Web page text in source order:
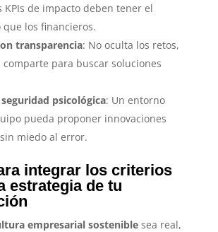
KPIs de impacto deben tener el
que los financieros.
transparencia: No oculta los retos,
comparte para buscar soluciones
psicológica: Un entorno
pueda proponer innovaciones
miedo al error.
integrar los criterios
estrategia de tu
empresarial sosteniblesea real,